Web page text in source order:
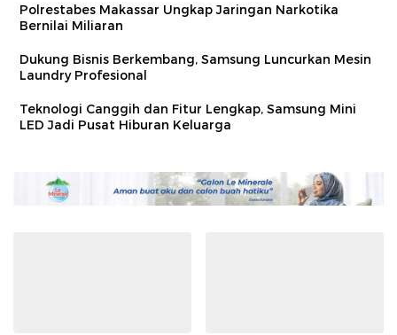
Polrestabes Makassar Ungkap Jaringan Narkotika
Bernilai Miliaran
Dukung Bisnis Berkembang, Samsung Luncurkan Mesin
Laundry Profesional
Teknologi Canggih dan Fitur Lengkap, Samsung Mini
LED Jadi Pusat Hiburan Keluarga